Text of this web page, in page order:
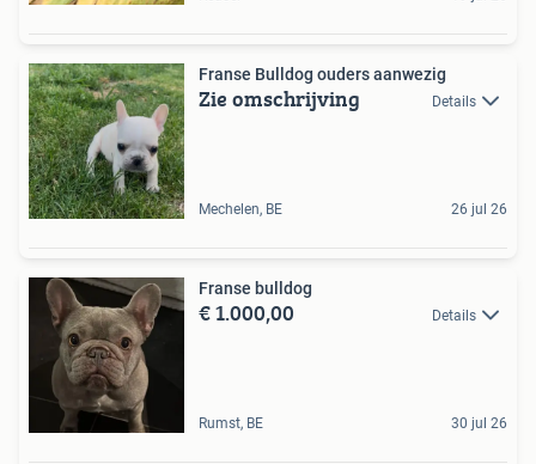
Franse Bulldog ouders aanwezig
Zie omschrijving Details
Mechelen, BE 26 jul 26
Franse bulldog
€ 1.000,00 Details
Rumst, BE 30 jul 26